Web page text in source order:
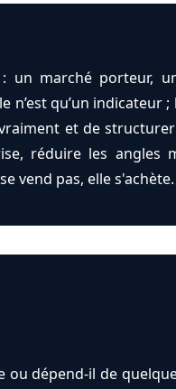
marché porteur,
qu’un indicateur
et de
réduire les
vend pas, elle s'achète.
dépend-il de